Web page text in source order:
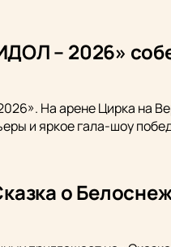
– 2026»
На арене Цирка на
и яркое гала-шоу
о